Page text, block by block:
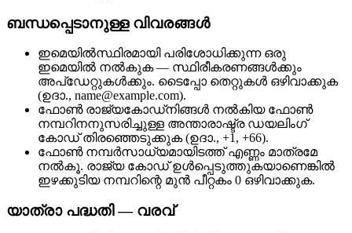
ബന്ധപ്പെടാനുള്ള വിവരങ്ങൾ
ഇമെയിൽസ്ഥിരമായി പരിശോധിക്കുന്ന ഒരു
ഇമെയിൽ നൽകുക — സ്ഥിരീകരണങ്ങൾക്കും
അപ്‌ഡേറ്റുകൾക്കും. ടൈപ്പോ തെറ്റുകൾ ഒഴിവാക്കുക
(ഉദാ., name@example.com).
ഫോൺ രാജ്യകോഡ്നിങ്ങൾ നൽകിയ ഫോൺ
നമ്പറിനനുസരിച്ചുള്ള അന്താരാഷ്ട്ര ഡയലിംഗ്
കോഡ് തിരഞ്ഞെടുക്കുക (ഉദാ., +1, +66).
ഫോൺ നമ്പർസാധ്യമായിടത്ത് എണ്ണം മാത്രമേ
നൽകൂ. രാജ്യ കോഡ് ഉൾപ്പെടുത്തുകയാണെങ്കിൽ
ഇഴക്കുടിയ നമ്പറിന്റെ മുൻ പീറ്റകം 0 ഒഴിവാക്കുക.
യാത്രാ പദ്ധതി — വരവ്